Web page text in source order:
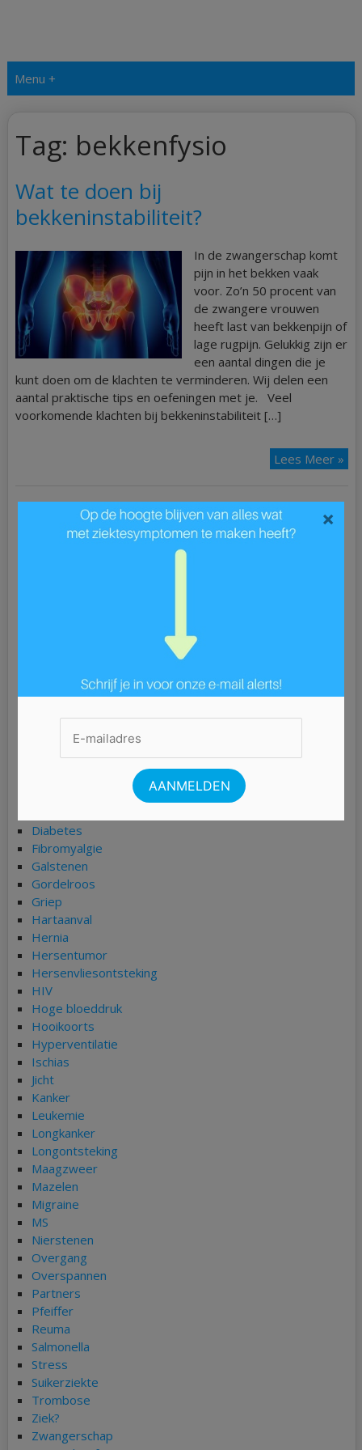
Menu +
Tag: bekkenfysio
Wat te doen bij
bekkeninstabiliteit?
In de zwangerschap komt
pijn in het bekken vaak
voor. Zo’n 50 procent van
de zwangere vrouwen
heeft last van bekkenpijn of
lage rugpijn. Gelukkig zijn er
een aantal dingen die je
kunt doen om de klachten te verminderen. Wij delen een
aantal praktische tips en oefeningen met je. Veel
voorkomende klachten bij bekkeninstabiliteit […]
Lees Meer »
Bronchitis
Burn-out
Chlamydia
COPD
Coronavirus (COVID-19)
Diabetes
Fibromyalgie
Galstenen
Gordelroos
Griep
Hartaanval
Hernia
Hersentumor
Hersenvliesontsteking
HIV
Hoge bloeddruk
Hooikoorts
Hyperventilatie
Ischias
Jicht
Kanker
Leukemie
Longkanker
Longontsteking
Maagzweer
Mazelen
Migraine
MS
Nierstenen
Overgang
Overspannen
Partners
Pfeiffer
Reuma
Salmonella
Stress
Suikerziekte
Trombose
Ziek?
Zwangerschap
×